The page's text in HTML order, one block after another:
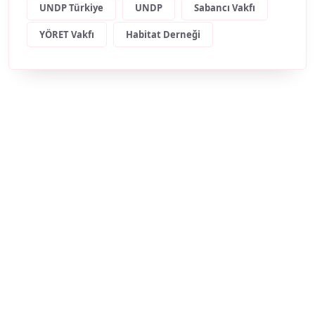
UNDP Türkiye UNDP Sabancı Vakfı
YÖRET Vakfı Habitat Derneği